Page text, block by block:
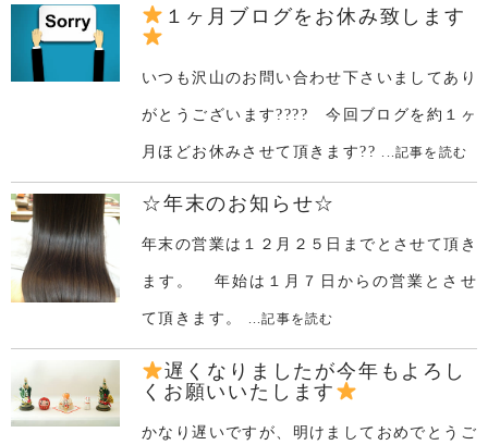
１ヶ月ブログをお休み致します
いつも沢山のお問い合わせ下さいましてあり
がとうございます???? 今回ブログを約１ヶ
月ほどお休みさせて頂きます?? ...記事を読む
☆年末のお知らせ☆
年末の営業は１２月２５日までとさせて頂き
ます。 年始は１月７日からの営業とさせ
て頂きます。 ...記事を読む
遅くなりましたが今年もよろし
くお願いいたします
かなり遅いですが、明けましておめでとうご